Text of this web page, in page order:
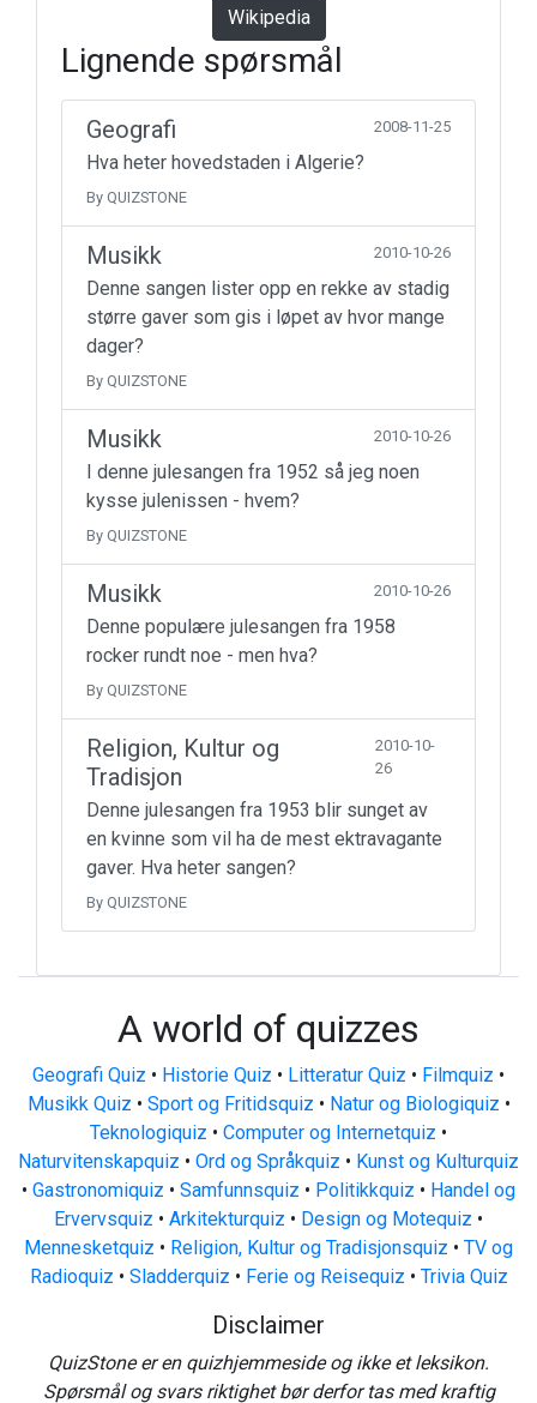
Wikipedia
Lignende spørsmål
Geografi 2008-11-25
Hva heter hovedstaden i Algerie?
By QUIZSTONE
Musikk 2010-10-26
Denne sangen lister opp en rekke av stadig
større gaver som gis i løpet av hvor mange
dager?
By QUIZSTONE
Musikk 2010-10-26
I denne julesangen fra 1952 så jeg noen
kysse julenissen - hvem?
By QUIZSTONE
Musikk 2010-10-26
Denne populære julesangen fra 1958
rocker rundt noe - men hva?
By QUIZSTONE
Religion, Kultur og
Tradisjon
2010-10-
26
Denne julesangen fra 1953 blir sunget av
en kvinne som vil ha de mest ektravagante
gaver. Hva heter sangen?
By QUIZSTONE
A world of quizzes
Geografi Quiz • Historie Quiz • Litteratur Quiz • Filmquiz •
Musikk Quiz • Sport og Fritidsquiz • Natur og Biologiquiz •
Teknologiquiz • Computer og Internetquiz •
Naturvitenskapquiz • Ord og Språkquiz • Kunst og Kulturquiz
• Gastronomiquiz • Samfunnsquiz • Politikkquiz • Handel og
Ervervsquiz • Arkitekturquiz • Design og Motequiz •
Mennesketquiz • Religion, Kultur og Tradisjonsquiz • TV og
Radioquiz • Sladderquiz • Ferie og Reisequiz • Trivia Quiz
Disclaimer
QuizStone er en quizhjemmeside og ikke et leksikon.
Spørsmål og svars riktighet bør derfor tas med kraftig